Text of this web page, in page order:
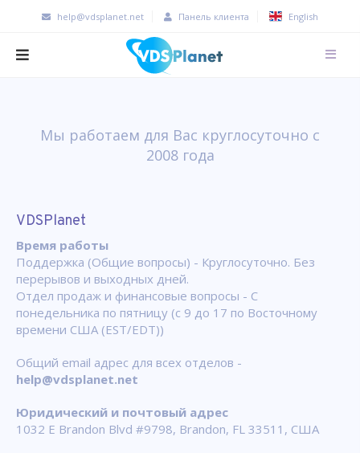
help@vdsplanet.net Панель клиента English
Мы работаем для Вас круглосуточно с
2008 года
VDSPlanet
Время работы
Поддержка (Общие вопросы) - Круглосуточно. Без
перерывов и выходных дней.
Отдел продаж и финансовые вопросы - С
понедельника по пятницу (с 9 до 17 по Восточному
времени США (EST/EDT))
Общий email адрес для всех отделов -
help@vdsplanet.net
Юридический и почтовый адрес
1032 E Brandon Blvd #9798, Brandon, FL 33511, США